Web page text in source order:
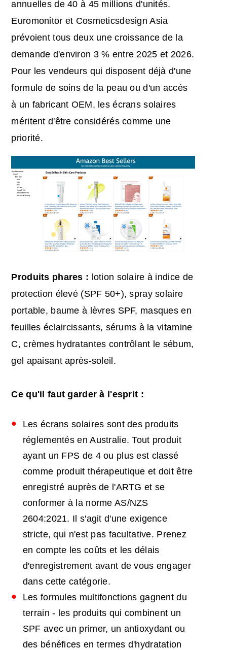
annuelles de 40 à 45 millions d'unités.
Euromonitor et Cosmeticsdesign Asia
prévoient tous deux une croissance de la
demande d'environ 3 % entre 2025 et 2026.
Pour les vendeurs qui disposent déjà d'une
formule de soins de la peau ou d'un accès
à un fabricant OEM, les écrans solaires
méritent d'être considérés comme une
priorité.
Produits phares : lotion solaire à indice de
protection élevé (SPF 50+), spray solaire
portable, baume à lèvres SPF, masques en
feuilles éclaircissants, sérums à la vitamine
C, crèmes hydratantes contrôlant le sébum,
gel apaisant après-soleil.
Ce qu'il faut garder à l'esprit :
Les écrans solaires sont des produits
réglementés en Australie. Tout produit
ayant un FPS de 4 ou plus est classé
comme produit thérapeutique et doit être
enregistré auprès de l'ARTG et se
conformer à la norme AS/NZS
2604:2021. Il s'agit d'une exigence
stricte, qui n'est pas facultative. Prenez
en compte les coûts et les délais
d'enregistrement avant de vous engager
dans cette catégorie.
Les formules multifonctions gagnent du
terrain - les produits qui combinent un
SPF avec un primer, un antioxydant ou
des bénéfices en termes d'hydratation